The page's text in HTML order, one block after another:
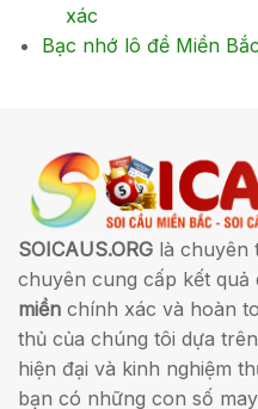
xác
Bạc nhớ lô đề Miền Bắc
SOICAUS.ORG là chuyên
chuyên cung cấp kết quả
miền chính xác và hoàn
thủ của chúng tôi dựa
hiện đại và kinh nghiệm
bạn có những con số